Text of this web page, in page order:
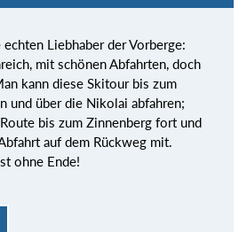
Liebhaber der Vorberge:
mit schönen Abfahrten, doch
kann diese Skitour bis zum
und über die Nikolai abfahren;
bis zum Zinnenberg fort und
auf dem Rückweg mit.
ohne Ende!